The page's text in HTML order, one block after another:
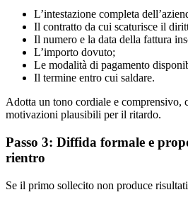
L’intestazione completa
Il contratto da cui scaturisce il
Il numero e la data della fattura
L’importo dovuto;
Le modalità di pagamento
Il termine entro cui saldare.
Adotta un tono cordiale e comprensivo,
motivazioni plausibili per il ritardo.
Passo 3: Diffida formale e
rientro
Se il primo sollecito non produce